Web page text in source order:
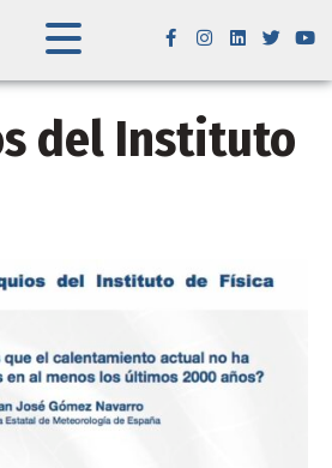
del Instituto